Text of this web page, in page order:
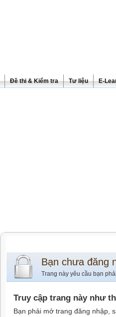
Đề thi & Kiểm tra Tư liệu E-
Bạn chưa đăng
Trang này yêu cầu bạn
Truy cập trang này như
Bạn phải mở trang đăng nhập,